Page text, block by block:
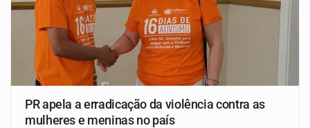
PR apela a erradicação da violência contra as
mulheres e meninas no país